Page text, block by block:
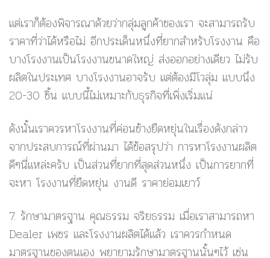
แต่เราก็ต้องพิจารณาด้วยว่ากลุ่มลูกค้าของเรา จะสามารถรับ
ราคาที่ว่าได้หรือไม่ อีกประเด็นหนึ่งที่ยากสำหรับโรงงาน คือ
บางโรงงานเป็นโรงงานขนาดใหญ่ ส่งออกอย่างเดียว ไม่รับ
ผลิตในประเทศ บางโรงงานอาจรับ แต่ต้องมีโวลุ่ม แบบนึง
20-30 ชิ้น แบบนี้ไม่เหมาะกับธุรกิจที่เพิ่งเริ่มแน่
ดังนั้นเราควรหาโรงงานที่ค่อนข้างยืดหยุ่นในเรื่องดังกล่าว
จากประสบการณ์ที่ผ่านมา ได้ข้อสรุปว่า การหาโรงงานผลิต
ดีๆนี่แหล่ะครับ เป็นส่วนที่ยากที่สุดส่วนหนึ่ง เป็นการยากที่
จะหา โรงงานที่ยืดหยุ่น งานดี ราคาย่อมเยาว์
7. รักษามาตรฐาน คุณธรรม จริยธรรม เมื่อเราสามารถหา
Dealer เพชร และโรงงานผลิตได้แล้ว เราควรกำหนด
มาตรฐานของตนเอง พยายามรักษามาตรฐานนั้นๆไว้ เช่น